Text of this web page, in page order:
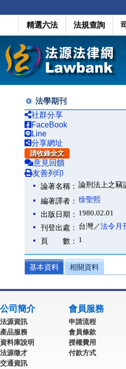
精選六法 法規查詢
法學期刊
社群分享
FaceBook
Line
分享網址
請收錄全文
意見回饋
友善列印
論著名稱： 論刑法上之竊
編著譯者： 徐聖熙
出版日期： 1980.02.01
刊登出處： 台灣／法令月
頁 數： 1
基本資料 相關資料
公司簡介
法源資訊
產品服務
資料庫說明
法源徵才
交通資訊
會員服務
申請流程
會員條款
授權費用
付款方式